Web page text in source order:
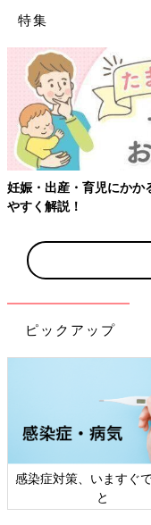
特集
出産・育児にかかる費用
解説！
ピックアップ
染症対策、いますぐでき